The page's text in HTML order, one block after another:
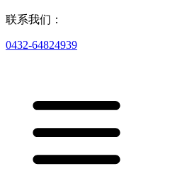
联系我们：
0432-64824939